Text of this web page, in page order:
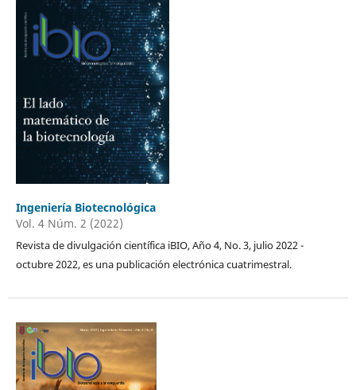
Ingeniería Biotecnológica
Vol. 4 Núm. 2 (2022)
Revista de divulgación científica iBIO, Año 4, No. 3, julio 2022 -
octubre 2022, es una publicación electrónica cuatrimestral.